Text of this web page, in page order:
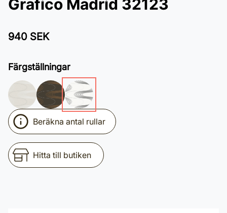
Grafico Madrid 32123
940 SEK
Färgställningar
Beräkna antal rullar
Hitta till butiken